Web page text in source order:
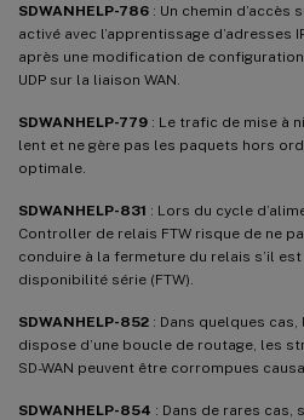
SDWANHELP-786 : Un chemin d’accès
activé avec l’apprentissage
après une modification de
UDP sur la liaison WAN.
SDWANHELP-779 : Le trafic de mise à
lent et ne gère pas les paquets hors
optimale.
SDWANHELP-831 : Lors du cycle
Controller de relais FTW risque de ne
conduire à la fermeture du relais s’il
disponibilité série (FTW).
SDWANHELP-852 : Dans quelques
dispose d’une boucle de routage, les
SD-WAN peuvent être corrompues
SDWANHELP-854 : Dans de rares cas,